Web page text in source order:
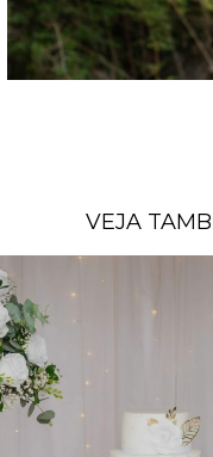
VEJA